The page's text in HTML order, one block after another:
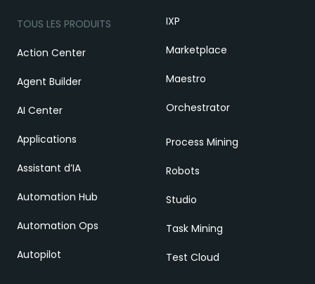
TOUS LES PRODUITS
Action Center
Agent Builder
AI Center
Applications
Assistant d’IA
Automation Hub
Automation Ops
Autopilot
IXP
Marketplace
Maestro
Orchestrator
Process Mining
Robots
Studio
Task Mining
Test Cloud